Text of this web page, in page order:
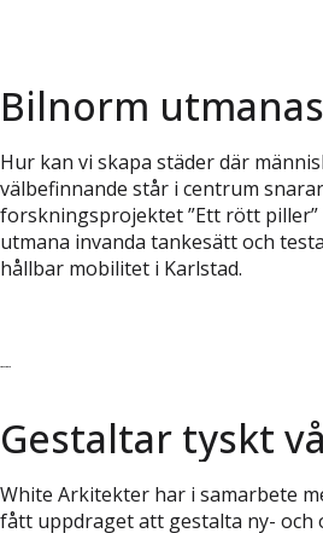
Bilnorm
Hur kan vi skapa städer där
välbefinnande står i centrum
forskningsprojektet ”Ett rött
utmana invanda tankesätt och
hållbar mobilitet i Karlstad.
Gestaltar tyskt
White Arkitekter har i samarbete
fått uppdraget att gestalta ny- och